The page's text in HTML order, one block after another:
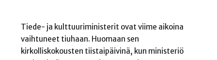
Tiede- ja kulttuuriministerit ovat viime aikoina
vaihtuneet tiuhaan. Huomaan sen
kirkolliskokousten tiistaipäivinä, kun ministeriö